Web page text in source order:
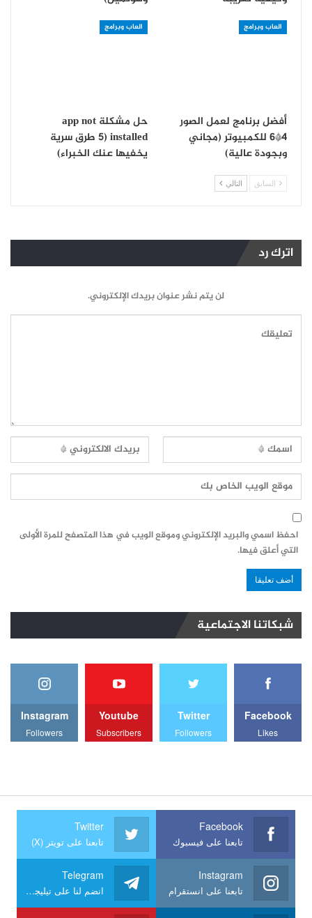
العاب وبرامج
أفضل برنامج لعمل الصور
4*6 للكمبيوتر (مجاني
وبجودة عالية)
العاب وبرامج
حل مشكلة app not
installed (5 طرق سرية
يخفيها عنك الخبراء)
السابق التالي
اترك رد
لن يتم نشر عنوان بريدك الإلكتروني.
احفظ اسمي والبريد الإلكتروني وموقع الويب في هذا المتصفح للمرة الأولى
التي أعلق فيها.
شبكاتنا الاجتماعية
Facebook
Likes
Twitter
Followers
Youtube
Subscribers
Instagram
Followers
Facebook
تابعنا على فيسبوك
Twitter
تابعنا على تويتر (X)
Instagram
تابعنا على انستقرام
Telegram
انضم لنا على تيليجرام